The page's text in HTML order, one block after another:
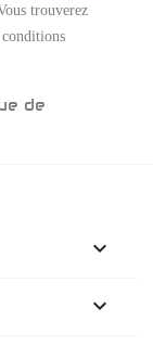
trouverez
de

